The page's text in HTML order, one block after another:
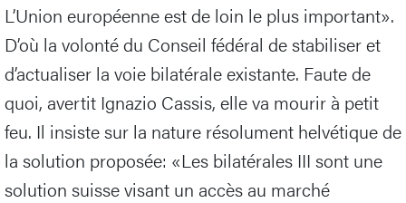
L’Union européenne est de loin le plus important».
D’où la volonté du Conseil fédéral de stabiliser et
d’actualiser la voie bilatérale existante. Faute de
quoi, avertit Ignazio Cassis, elle va mourir à petit
feu. Il insiste sur la nature résolument helvétique de
la solution proposée: «Les bilatérales III sont une
solution suisse visant un accès au marché